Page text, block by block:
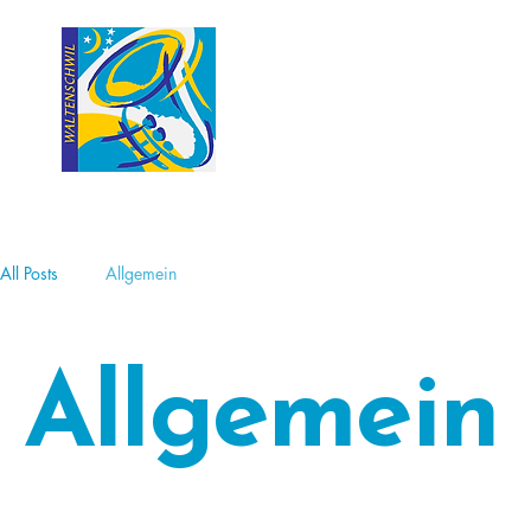
All Posts Allgemein
Allgemein